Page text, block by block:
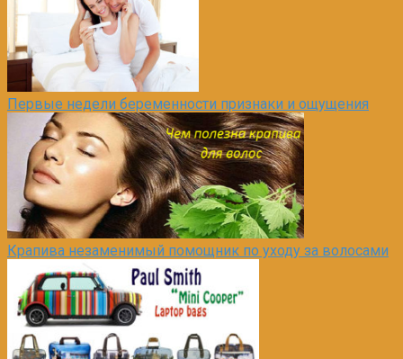
Первые недели беременности признаки и ощущения
Крапива незаменимый помощник по уходу за волосами